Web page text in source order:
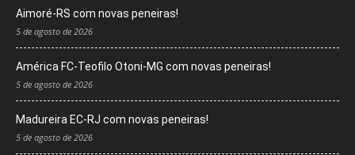
Aimoré-RS com novas peneiras!
5 de agosto de 2026
América FC-Teofilo Otoni-MG com novas peneiras!
5 de agosto de 2026
Madureira EC-RJ com novas peneiras!
5 de agosto de 2026